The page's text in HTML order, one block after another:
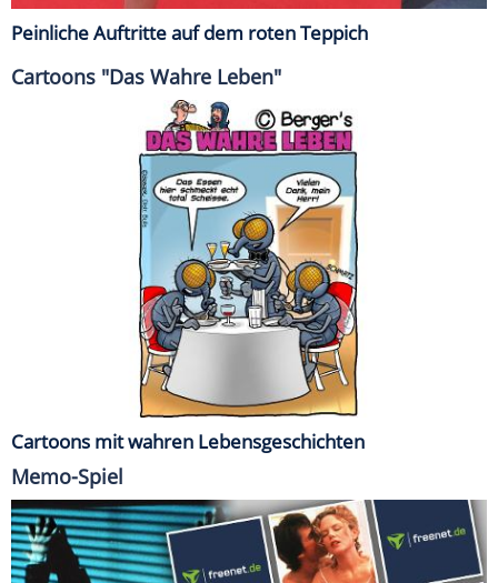
Peinliche Auftritte auf dem roten Teppich
Cartoons "Das Wahre Leben"
Cartoons mit wahren Lebensgeschichten
Memo-Spiel